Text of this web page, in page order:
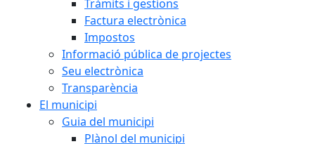
Tràmits i gestions
Factura electrònica
Impostos
Informació pública de projectes
Seu electrònica
Transparència
El municipi
Guia del municipi
Plànol del municipi